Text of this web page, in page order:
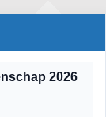
2026